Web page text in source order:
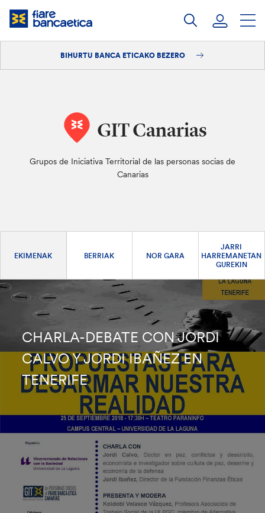
Pasatu
edukia
BIHURTU BANCA ETICAKO BEZERO
GIT Canarias
Grupos de Iniciativa Territorial de las personas socias de
Canarias
EKIMENAK BERRIAK NOR GARA
JARRI
HARREMANETAN
GUREKIN
CHARLA-DEBATE CON JORDI
CALVO Y JORDI IBAÑEZ EN
TENERIFE